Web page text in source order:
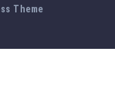
Theme